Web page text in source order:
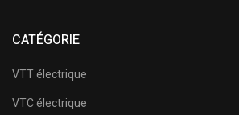
CATÉGORIE
VTT électrique
VTC électrique